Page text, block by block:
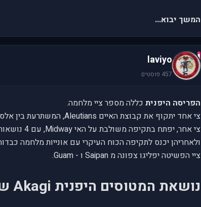
המשך יבוא...
l
laviyo
457 פוסטים
הפריסה היפנית כללה מספר ציי מלחמה.
צי אחד יתקוף את קבוצת האיים Aleutians, המשתרעת בין אלסקה לרוסיה, מדרום לים ברינג.
צי אחר, יפתח בתקיפה משולבת על האי Midway, עם 4 נושאות מטוסים,
ולאחריהן יכנס לתקיפה הכוח העיקרי עם אונייות מלחמה
ציי הפשיטה יפליגו צפונה מ Saipan ו - Guam.
נושאת המטוסים היפנית Akagi שהשתתפה בתקיפה: